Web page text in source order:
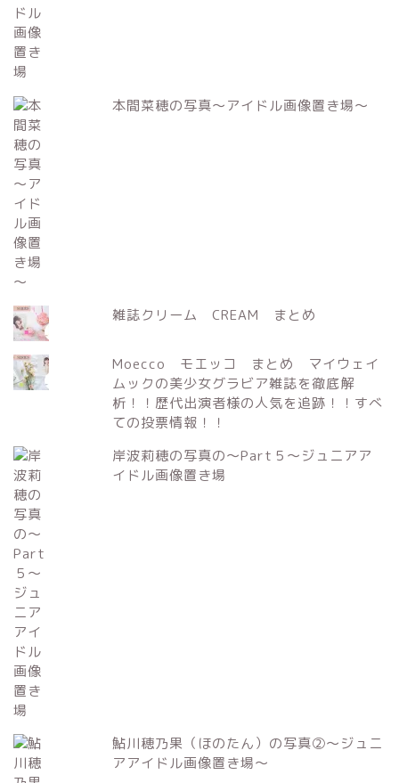
本間菜穂の写真～アイドル画像置き場～
雑誌クリーム CREAM まとめ
Moecco モエッコ まとめ マイウェイ
ムックの美少女グラビア雑誌を徹底解
析！！歴代出演者様の人気を追跡！！すべ
ての投票情報！！
岸波莉穂の写真の～Part５～ジュニアア
イドル画像置き場
鮎川穂乃果（ほのたん）の写真②～ジュニ
アアイドル画像置き場～